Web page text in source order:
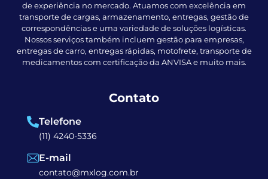
de experiência no mercado. Atuamos com excelência em
transporte de cargas, armazenamento, entregas, gestão de
correspondências e uma variedade de soluções logísticas.
Nossos serviços também incluem gestão para empresas,
entregas de carro, entregas rápidas, motofrete, transporte de
medicamentos com certificação da ANVISA e muito mais.
Contato
Telefone
(11) 4240-5336
E-mail
contato@mxlog.com.br